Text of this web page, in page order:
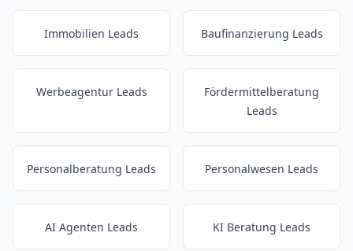
Immobilien Leads Baufinanzierung Leads
Werbeagentur Leads
Fördermittelberatung
Leads
Personalberatung Leads Personalwesen Leads
AI Agenten Leads KI Beratung Leads